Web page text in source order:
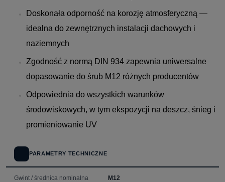
Doskonała odporność na korozję atmosferyczną —
idealna do zewnętrznych instalacji dachowych i
naziemnych
Zgodność z normą DIN 934 zapewnia uniwersalne
dopasowanie do śrub M12 różnych producentów
Odpowiednia do wszystkich warunków
środowiskowych, w tym ekspozycji na deszcz, śnieg i
promieniowanie UV
PARAMETRY TECHNICZNE
Gwint / średnica nominalna M12